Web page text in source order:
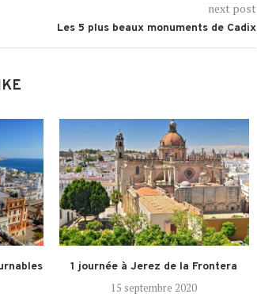
next post
Les 5 plus beaux monuments de Cadix
1 journée à Jerez de la Frontera
15 septembre 2020